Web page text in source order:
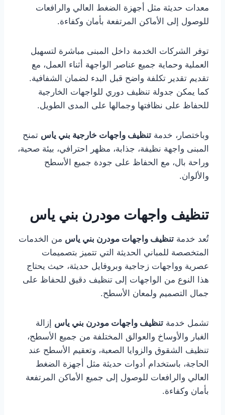
معدات حديثة مثل أجهزة الضغط العالي والرافعات
للوصول إلى الأماكن المرتفعة بأمان وكفاءة.
توفر الشركات الخدمة داخل المبنى مباشرة لتسهيل
العملية وحماية جميع عناصر الواجهة أثناء العمل، مع
تقديم تقدير تكلفة واضح قبل البدء لضمان الشفافية.
كما يمكن جدولة تنظيف دوري للواجهات الخارجية
للحفاظ على نظافتها وجمالها على المدى الطويل.
وباختصار، خدمة تنظيف واجهات خارجية بني ياس تمنح
المبنى واجهة نظيفة، جذابة، مظهر احترافي، بيئة صحية،
وراحة بال، مع الحفاظ على جودة جميع الأسطح
والألوان.
تنظيف واجهات مودرن بني ياس
تُعد خدمة تنظيف واجهات مودرن بني ياس من الخدمات
المتخصصة للمباني الحديثة التي تتميز بتصميمات
عصرية وواجهات زجاجية وبروفايل حديثة، حيث يحتاج
هذا النوع من الواجهات إلى تنظيف دقيق للحفاظ على
جمال التصميم ولمعان الأسطح.
تشمل خدمة تنظيف واجهات مودرن بني ياس إزالة
الغبار والأوساخ والعوالق المختلفة من جميع الأسطح،
تنظيف الشقوق والزوايا الصعبة، وتعقيم الأسطح عند
الحاجة، باستخدام أدوات حديثة مثل أجهزة الضغط
العالي والرافعات للوصول إلى جميع الأماكن المرتفعة
بأمان وكفاءة.